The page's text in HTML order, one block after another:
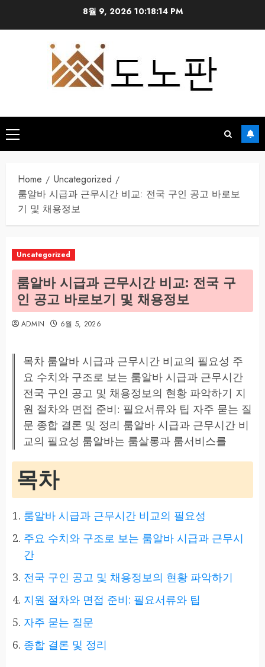
8월 9, 2026 10:18:15 PM
Primary
Menu
Home
Uncategorized
룸알바 시급과 근무시간 비교: 전국 구인 공고 바로보
기 및 채용정보
Uncategorized
룸알바 시급과 근무시간 비교: 전국 구
인 공고 바로보기 및 채용정보
ADMIN 6월 5, 2026
목차 룸알바 시급과 근무시간 비교의 필요성 주
요 수치와 구조로 보는 룸알바 시급과 근무시간
전국 구인 공고 및 채용정보의 현황 파악하기 지
원 절차와 면접 준비: 필요서류와 팁 자주 묻는 질
문 종합 결론 및 정리 룸알바 시급과 근무시간 비
교의 필요성 룸알바는 룸살롱과 룸서비스를
목차
룸알바 시급과 근무시간 비교의 필요성
주요 수치와 구조로 보는 룸알바 시급과 근무시
간
전국 구인 공고 및 채용정보의 현황 파악하기
지원 절차와 면접 준비: 필요서류와 팁
자주 묻는 질문
종합 결론 및 정리